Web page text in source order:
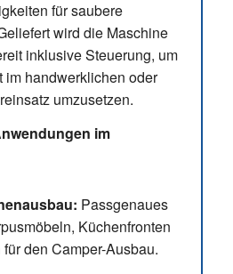
für saubere
wird die Maschine
inklusive Steuerung, um
im handwerklichen oder
umzusetzen.
im
Passgenaues
Küchenfronten
den Camper-Ausbau.